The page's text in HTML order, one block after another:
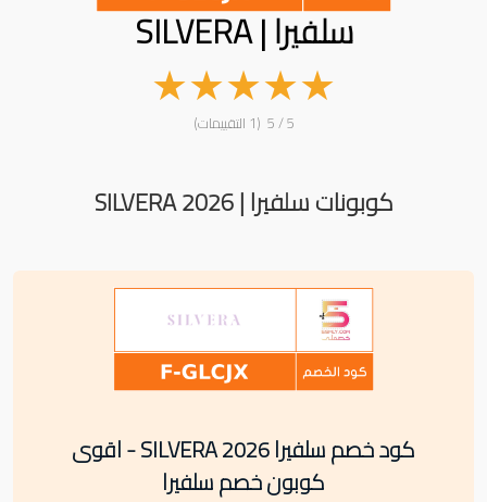
سلفيرا | SILVERA
★
★
★
★
★ 5 / 5 (1 التقييمات)
كوبونات سلفيرا | SILVERA 2026
كود خصم سلفيرا SILVERA 2026 - اقوى
كوبون خصم سلفيرا